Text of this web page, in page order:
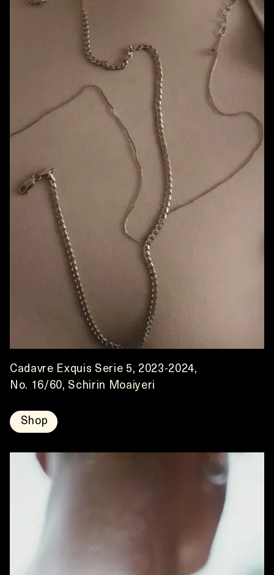
Cadavre Exquis Serie 5, 2023-2024,
No. 16/60, Schirin Moaiyeri
Shop